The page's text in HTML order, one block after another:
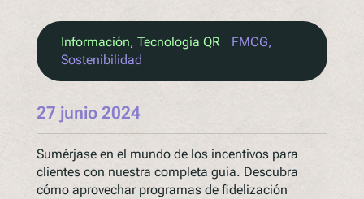
Información, Tecnología QR FMCG
Sostenibilidad
27 junio 2024
Sumérjase en el mundo de los incentivos para
clientes con nuestra completa guía. Descubra
cómo aprovechar programas de fidelización